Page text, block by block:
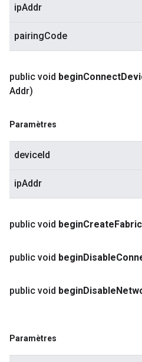
ipAddr
pairingCode
public void beginConnect
Addr)
Paramètres
deviceId
ipAddr
public void beginCreateFabric
public void beginDisable
public void beginDisable
Paramètres